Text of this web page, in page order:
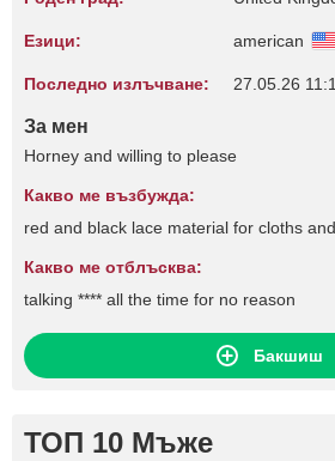
Езици: american
Последно излъчване: 27.05.26
За мен
Horney and willing to please
Какво ме възбужда:
red and black lace material for cloths
Какво ме отблъсква:
talking **** all the time for no reason
Бакшиш
ТОП 10 Мъже